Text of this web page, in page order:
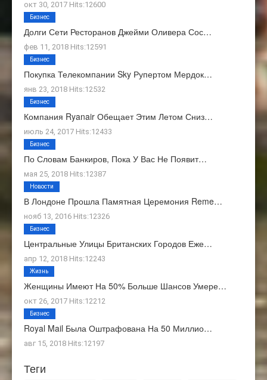
окт 30, 2017 Hits:12600
Долги Сети Ресторанов Джейми Оливера Сос…
фев 11, 2018 Hits:12591
Бизнес
Покупка Телекомпании Sky Рупертом Мердок…
янв 23, 2018 Hits:12532
Бизнес
Компания Ryanair Обещает Этим Летом Сниз…
июль 24, 2017 Hits:12433
Бизнес
По Словам Банкиров, Пока У Вас Не Появит…
мая 25, 2018 Hits:12387
Бизнес
В Лондоне Прошла Памятная Церемония Reme…
нояб 13, 2016 Hits:12326
Новости
Центральные Улицы Британских Городов Еже…
апр 12, 2018 Hits:12243
Бизнес
Женщины Имеют На 50% Больше Шансов Умере…
окт 26, 2017 Hits:12212
Жизнь
Royal Mail Была Оштрафована На 50 Миллио…
авг 15, 2018 Hits:12197
Бизнес
Теги